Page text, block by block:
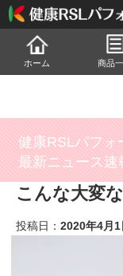
ホーム 商品
健康RSLパフォ
最新ニュース速
こんな大変
投稿日： 2020年4月1